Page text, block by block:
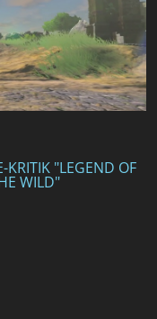
KRITIK "LEGEND OF
WILD"